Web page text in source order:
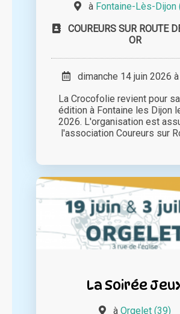
à Fontaine-Lès-Dijon
COUREURS SUR ROUTE
OR
dimanche 14 juin 2026
La Crocofolie revient pour
édition à Fontaine les Dijon
2026. L'organisation est
l'association Coureurs sur
La Soirée
à Orgelet (39)